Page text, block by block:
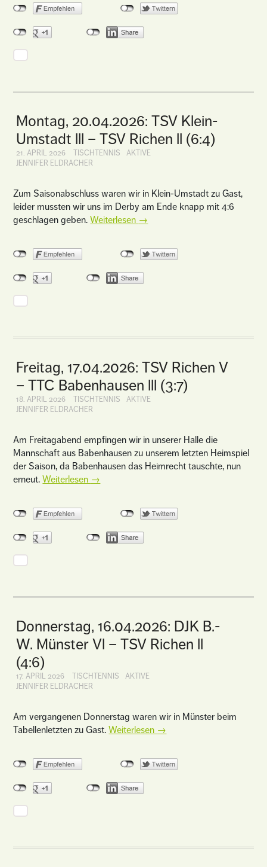
Montag, 20.04.2026: TSV Klein-
Umstadt lll – TSV Richen ll (6:4)
21. APRIL 2026 TISCHTENNIS
AKTIVE
JENNIFER ELDRACHER
Zum Saisonabschluss waren wir in Klein-Umstadt zu Gast,
leider mussten wir uns im Derby am Ende knapp mit 4:6
geschlagen geben.Weiterlesen →
Freitag, 17.04.2026: TSV Richen V
– TTC Babenhausen lll (3:7)
18. APRIL 2026 TISCHTENNIS
AKTIVE
JENNIFER ELDRACHER
Am Freitagabend empfingen wir in unserer Halle die
Mannschaft aus Babenhausen zu unserem letzten Heimspiel
der Saison, da Babenhausen das Heimrecht tauschte, nun
erneut.Weiterlesen →
Donnerstag, 16.04.2026: DJK B.-
W. Münster Vl – TSV Richen ll
(4:6)
17. APRIL 2026 TISCHTENNIS
AKTIVE
JENNIFER ELDRACHER
Am vergangenen Donnerstag waren wir in Münster beim
Tabellenletzten zu Gast.Weiterlesen →